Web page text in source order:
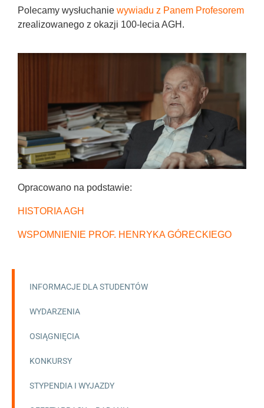
Polecamy wysłuchanie wywiadu z Panem Profesorem
zrealizowanego z okazji 100-lecia AGH.
Opracowano na podstawie:
HISTORIA AGH
WSPOMNIENIE PROF. HENRYKA GÓRECKIEGO
INFORMACJE DLA STUDENTÓW
WYDARZENIA
OSIĄGNIĘCIA
KONKURSY
STYPENDIA I WYJAZDY